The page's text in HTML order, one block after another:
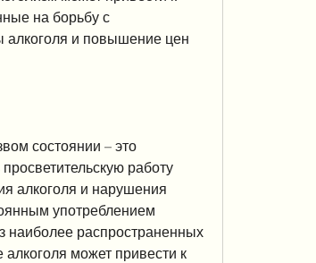
на борьбу с
алкоголя и повышение цен
состоянии – это
работу
алкоголя и нарушения
употреблением
наиболее распространенных
может привести к